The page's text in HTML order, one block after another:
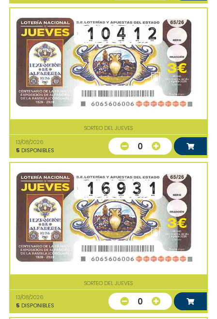
SORTEO DEL JUEVES
13/08/2026
5 DISPONIBLES 0
SORTEO DEL JUEVES
13/08/2026
5 DISPONIBLES 0